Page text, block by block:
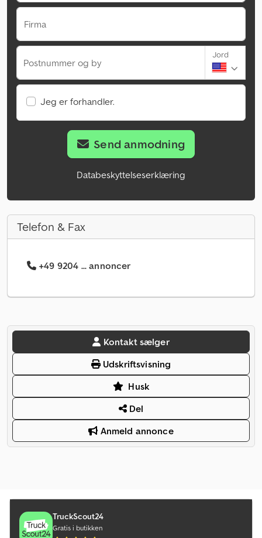
Firma
Postnummer og by
Jord
Jeg er forhandler.
Send anmodning
Databeskyttelseserklæring
Telefon & Fax
+49 9204 ... annoncer
Kontakt sælger
Udskriftsvisning
Husk
Del
Anmeld annonce
TruckScout24
Gratis i butikken